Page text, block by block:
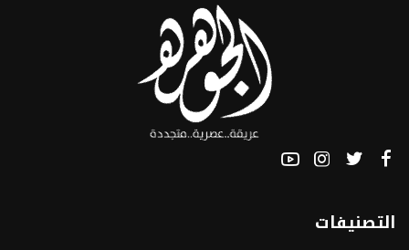
التصنيفات